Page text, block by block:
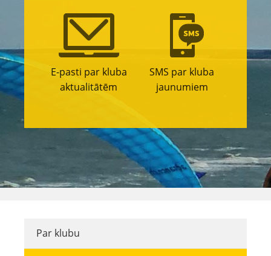
E-pasti par kluba
aktualitātēm
SMS par kluba
jaunumiem
Par klubu